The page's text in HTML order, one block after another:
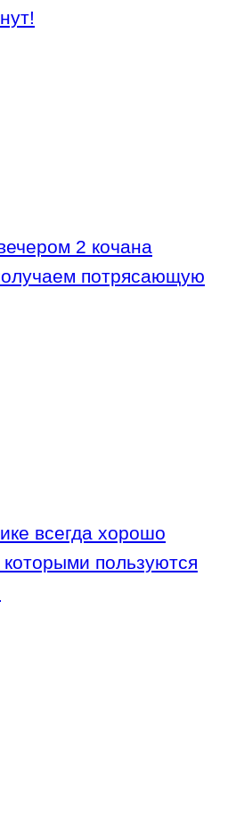
2 кочана
потрясающую
всегда хорошо
пользуются